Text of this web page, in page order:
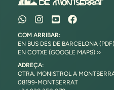
COM ARRIBAR:
EN BUS DES DE BARCELONA (PDF)
EN COTXE (GOOGLE MAPS) ››
ADREÇA:
CTRA. MONISTROL A
08199-MONTSERRAT